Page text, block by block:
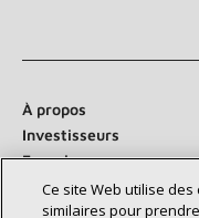
À propos
Investisseurs
Fournisseurs
Salle de presse
Ce site Web utilise
similaires pour